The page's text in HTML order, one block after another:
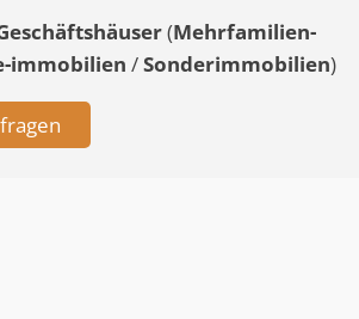
(Mehrfamilien-
immobilien /Sonderimmobilien)